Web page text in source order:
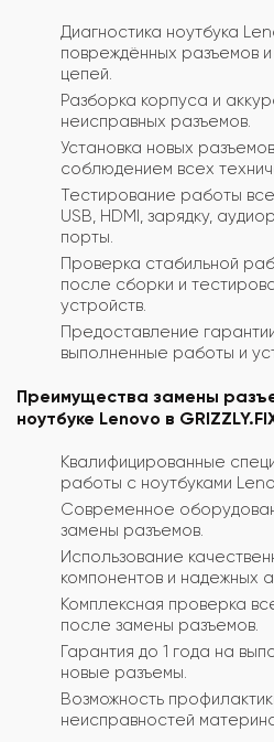
Диагностика ноутбука
повреждённых разъемов
цепей.
Разборка корпуса и
неисправных разъемов.
Установка новых
соблюдением всех
Тестирование работы
USB, HDMI, зарядку,
порты.
Проверка стабильной
после сборки и
устройств.
Предоставление
выполненные работы и
Преимущества замены
ноутбуке Lenovo в
Квалифицированные
работы с ноутбуками
Современное
замены разъемов.
Использование
компонентов и надежных
Комплексная проверка
после замены разъемов.
Гарантия до 1 года на
новые разъемы.
Возможность
неисправностей